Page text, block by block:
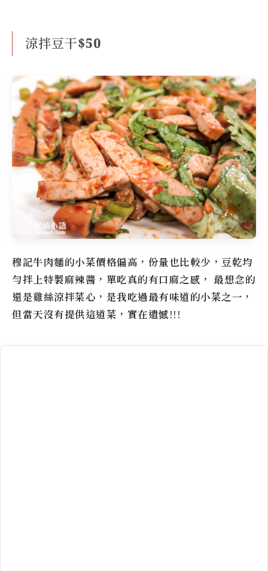
涼拌豆干$50
穆記牛肉麵的小菜價格偏高，份量也比較少，豆乾均
勻拌上特製麻辣醬，單吃真的有口麻之感， 最想念的
還是雞絲涼拌菜心，是我吃過最有味道的小菜之一，
但當天沒有提供這道菜，實在遺憾!!!